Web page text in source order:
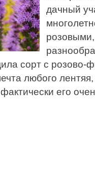
дачный
сорт с
любого
его